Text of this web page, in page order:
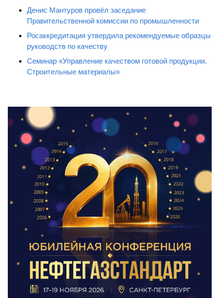
Денис Мантуров провёл заседание
Правительственной комиссии по промышленности
Росаккредитация утвердила рекомендуемые образцы
руководств по качеству
Семинар «Управление качеством готовой продукции.
Строительные материалы»